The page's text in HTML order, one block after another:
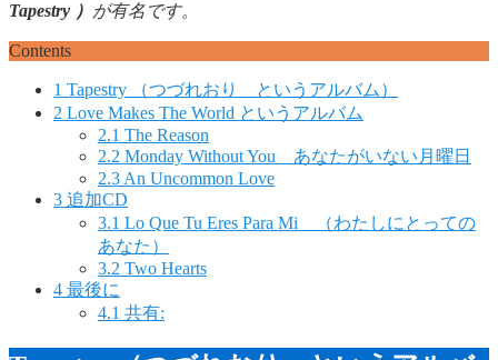
Tapestry ） が有名です。
Contents
1 Tapestry （つづれおり というアルバム）
2 Love Makes The World というアルバム
2.1 The Reason
2.2 Monday Without You あなたがいない月曜日
2.3 An Uncommon Love
3 追加CD
3.1 Lo Que Tu Eres Para Mi （わたしにとっての
あなた）
3.2 Two Hearts
4 最後に
4.1 共有: